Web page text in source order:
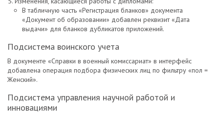
В табличную часть «Регистрация бланков» документа
«Документ об образовании» добавлен реквизит «Дата
выдачи» для бланков дубликатов приложений.
Подсистема воинского учета
В документе «Справки в военный комиссариат» в интерфейс
добавлена операция подбора физических лиц по фильтру «пол =
Женский».
Подсистема управления научной работой и
инновациями